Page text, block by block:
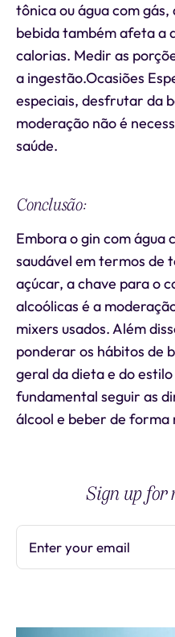
tônica ou água com
bebida também afeta a
calorias. Medir as
a ingestão.Ocasiões
especiais, desfrutar da
moderação não é
saúde.
Conclusão:
Embora o gin com água
saudável em termos de
açúcar, a chave para o
alcoólicas é a
mixers usados. Além
ponderar os hábitos de
geral da dieta e do
fundamental seguir as
álcool e beber de forma
Sign up for
Enter your email